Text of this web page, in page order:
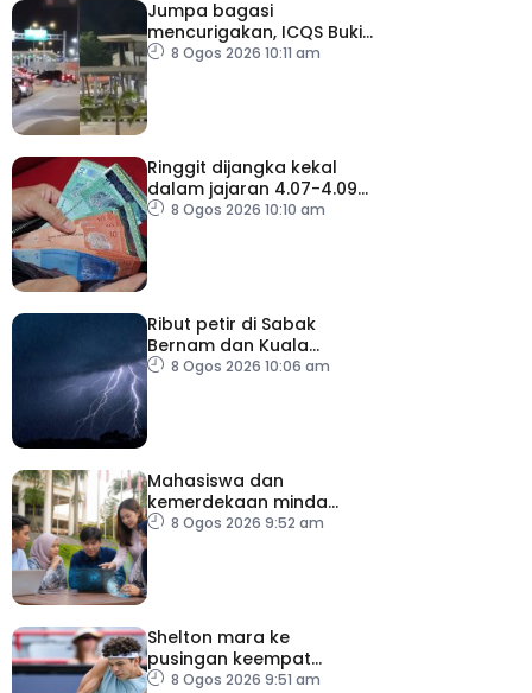
Jumpa bagasi
mencurigakan, ICQS Bukit
Kayu Hitam ditutup dua
8 Ogos 2026 10:11 am
Ringgit dijangka kekal
dalam jajaran 4.07-4.09
berbanding dolar AS
8 Ogos 2026 10:10 am
Ribut petir di Sabak
Bernam dan Kuala
Selangor sehingga 12
8 Ogos 2026 10:06 am
Mahasiswa dan
kemerdekaan minda
dalam menghadapi
8 Ogos 2026 9:52 am
Shelton mara ke
pusingan keempat
Terbuka Montreal
8 Ogos 2026 9:51 am